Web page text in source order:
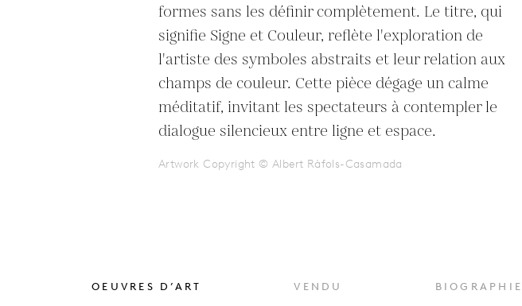
formes sans les définir complètement. Le titre, qui
signifie Signe et Couleur, reflète l'exploration de
l'artiste des symboles abstraits et leur relation aux
champs de couleur. Cette pièce dégage un calme
méditatif, invitant les spectateurs à contempler le
dialogue silencieux entre ligne et espace.
Artwork Copyright © Albert Ràfols-Casamada
OEUVRES D’ART VENDU BIOGRAPHIE